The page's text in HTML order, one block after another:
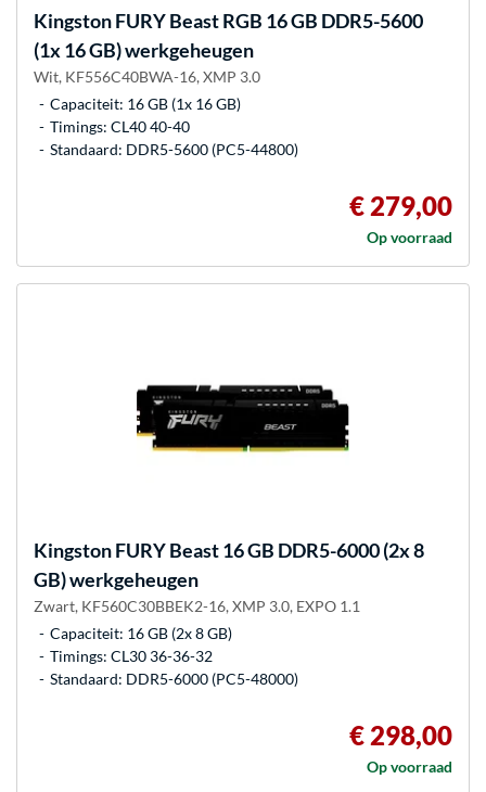
Kingston FURYBeast RGB 16 GB DDR5-5600
(1x 16 GB) werkgeheugen
Wit, KF556C40BWA-16, XMP 3.0
Capaciteit: 16 GB (1x 16 GB)
Timings: CL40 40-40
Standaard: DDR5-5600 (PC5-44800)
€ 279,00
Op voorraad
Kingston FURYBeast 16 GB DDR5-6000 (2x 8
GB) werkgeheugen
Zwart, KF560C30BBEK2-16, XMP 3.0, EXPO 1.1
Capaciteit: 16 GB (2x 8 GB)
Timings: CL30 36-36-32
Standaard: DDR5-6000 (PC5-48000)
€ 298,00
Op voorraad